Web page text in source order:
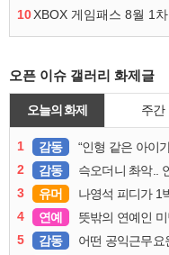
10
오픈 이슈 갤러리 화제글
오늘의 화제 주간
1 감동 “인형 같은 아이가 가
2
감동 슥오더니 촤악.. 연기
3
유머 나영석 피디가 1
4
연예 뜻밖의 연예인
5
감동 어떤 공익근무요